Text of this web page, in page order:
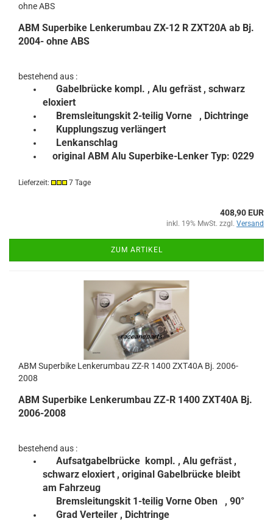
ohne ABS
ABM Superbike Lenkerumbau ZX-12 R ZXT20A ab Bj.
2004- ohne ABS
bestehend aus :
Gabelbrücke kompl. , Alu gefräst , schwarz
eloxiert
Bremsleitungskit 2-teilig Vorne , Dichtringe
Kupplungszug verlängert
Lenkanschlag
original ABM Alu Superbike-Lenker Typ: 0229
Lieferzeit: 7 Tage
408,90 EUR
inkl. 19% MwSt. zzgl. Versand
ZUM ARTIKEL
ABM Superbike Lenkerumbau ZZ-R 1400 ZXT40A Bj. 2006-
2008
ABM Superbike Lenkerumbau ZZ-R 1400 ZXT40A Bj.
2006-2008
bestehend aus :
Aufsatgabelbrücke kompl. , Alu gefräst ,
schwarz eloxiert , original Gabelbrücke bleibt
am Fahrzeug
Bremsleitungskit 1-teilig Vorne Oben , 90°
Grad Verteiler , Dichtringe